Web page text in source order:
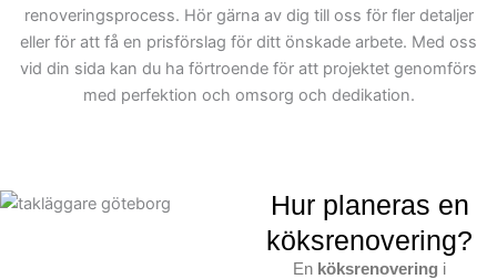
genomförande.I
Svenljunga Kommun är vi
erkända för vår expertis
och vårt engagemang i
renoveringsprocess. Hör gärna av dig till oss för fler detaljer
eller för att få en prisförslag för ditt önskade arbete. Med oss
vid din sida kan du ha förtroende för att projektet genomförs
med perfektion och omsorg och dedikation.
Hur planeras en
köksrenovering?
En köksrenovering i